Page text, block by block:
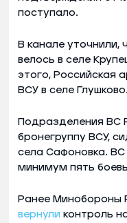
поступало.
В канале уточнили,
велось в селе
этого, Российская
ВСУ в селе Глушково.
Подразделения ВС
бронегруппу ВСУ,
села Сафоновка.
минимум пять
Ранее Минобороны
вернули контроль